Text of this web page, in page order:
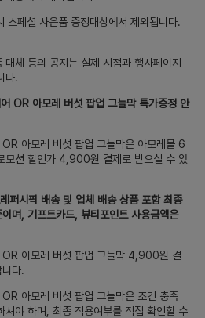
스페셜 사은품 증정대상에서 제외됩니다.
체 등의 공지는 실제 시점과 행사페이지
다.
OR 아모레 버섯 팝업 그늘막 특가증정 안
아모레 버섯 팝업 그늘막은 아모레몰 6
모션 할인가 4,900원 결제로 받으실 수 있
퍼시픽 배송 및 업체 배송 상품 포함 최종
며, 기프트카드, 뷰티포인트 사용금액은
OR 아모레 버섯 팝업 그늘막 4,900원 결
다.
아모레 버섯 팝업 그늘막은 조건 충족
셔야 하며, 최종 적용여부를 직접 확인할 수